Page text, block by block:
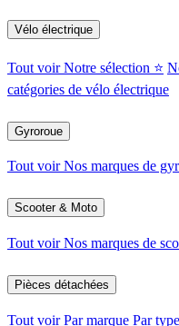
Vélo électrique
Tout voirNotre sélection ⭐
catégories de vélo électrique
Gyroroue
Tout voirNos marques de
Scooter & Moto
Tout voirNos marques de
Pièces détachées
Tout voirPar marque Par type